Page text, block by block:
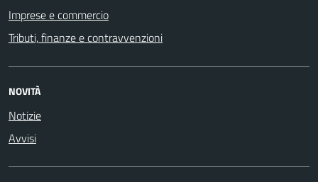
Imprese e commercio
Tributi, finanze e contravvenzioni
NOVITÀ
Notizie
Avvisi